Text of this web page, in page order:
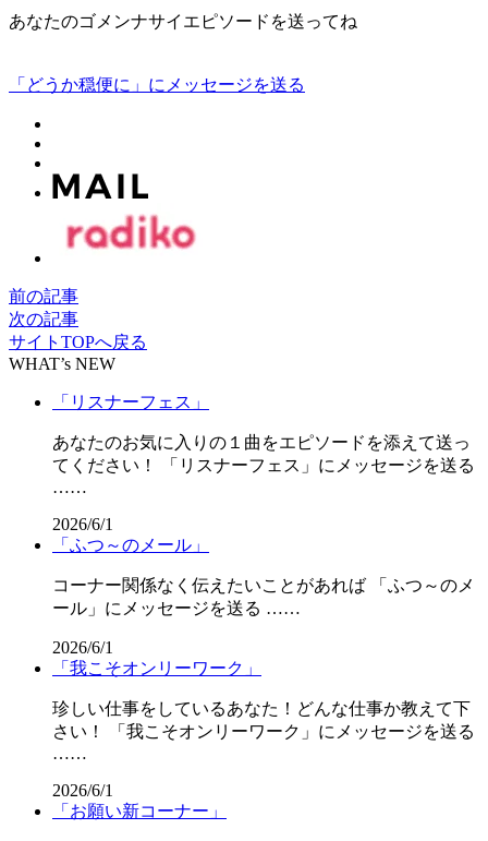
あなたのゴメンナサイエピソードを送ってね
「どうか穏便に」にメッセージを送る
前の記事
次の記事
サイトTOPへ戻る
WHAT’s NEW
「リスナーフェス」
あなたのお気に入りの１曲をエピソードを添えて送っ
てください！ 「リスナーフェス」にメッセージを送る
……
2026/6/1
「ふつ～のメール」
コーナー関係なく伝えたいことがあれば 「ふつ～のメ
ール」にメッセージを送る ……
2026/6/1
「我こそオンリーワーク」
珍しい仕事をしているあなた！どんな仕事か教えて下
さい！ 「我こそオンリーワーク」にメッセージを送る
……
2026/6/1
「お願い新コーナー」